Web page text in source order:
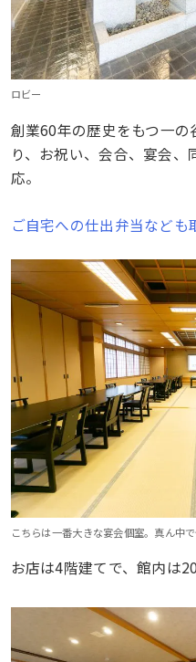
ロビー
創業60年の歴史をもつ一
り、お祝い、会合、宴会
応。
ご自宅への仕出弁当なども
こちらは一番大きな宴会個室。真ん中で
お店は4階建てで、館内は